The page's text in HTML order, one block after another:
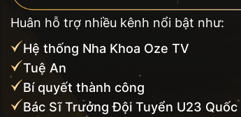
Huân hỗ trợ nhiều kênh nổi bật như:
Hệ thống Nha Khoa Oze TV
Tuệ An
Bí quyết thành công
Bác Sĩ Trưởng Đội Tuyển U23 Quốc